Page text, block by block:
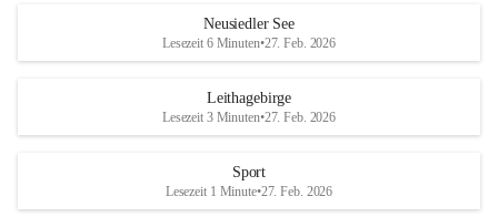
S
und den daraus folgenden wirtschaftlichen
Maßnahmen zur Bekämpfung
Rebe und der Amerikanischen
r
S
Neusiedler See
Lesezeit 6 Minuten•27. Feb. 2026
Leithagebirge
Lesezeit 3 Minuten•27. Feb. 2026
Sport
Lesezeit 1 Minute•27. Feb. 2026